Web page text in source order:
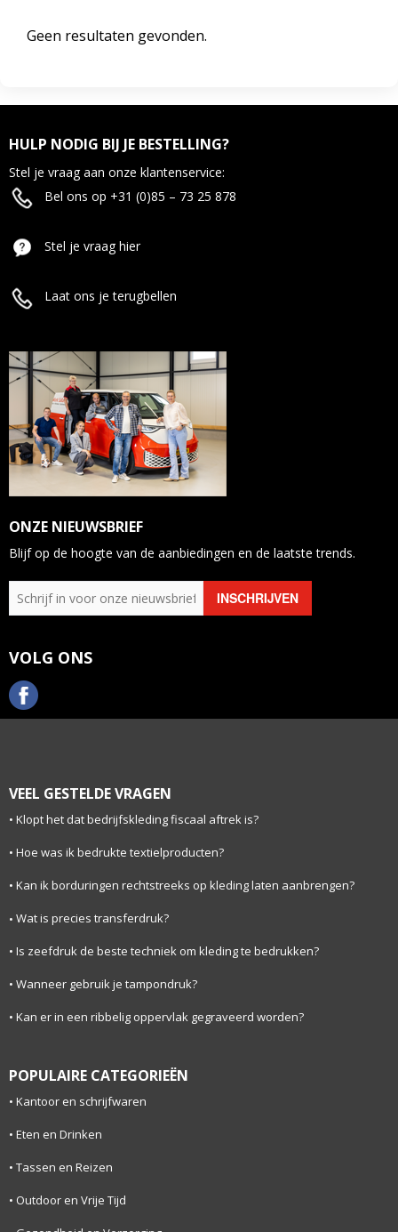
Geen resultaten gevonden.
HULP NODIG BIJ JE BESTELLING?
Stel je vraag aan onze klantenservice:
Bel ons op +31 (0)85 – 73 25 878
Stel je vraag hier
Laat ons je terugbellen
ONZE NIEUWSBRIEF
Blijf op de hoogte van de aanbiedingen en de laatste trends.
VOLG ONS
VEEL GESTELDE VRAGEN
Klopt het dat bedrijfskleding fiscaal aftrek is?
Hoe was ik bedrukte textielproducten?
Kan ik borduringen rechtstreeks op kleding laten aanbrengen?
Wat is precies transferdruk?
Is zeefdruk de beste techniek om kleding te bedrukken?
Wanneer gebruik je tampondruk?
Kan er in een ribbelig oppervlak gegraveerd worden?
POPULAIRE CATEGORIEËN
Kantoor en schrijfwaren
Eten en Drinken
Tassen en Reizen
Outdoor en Vrije Tijd